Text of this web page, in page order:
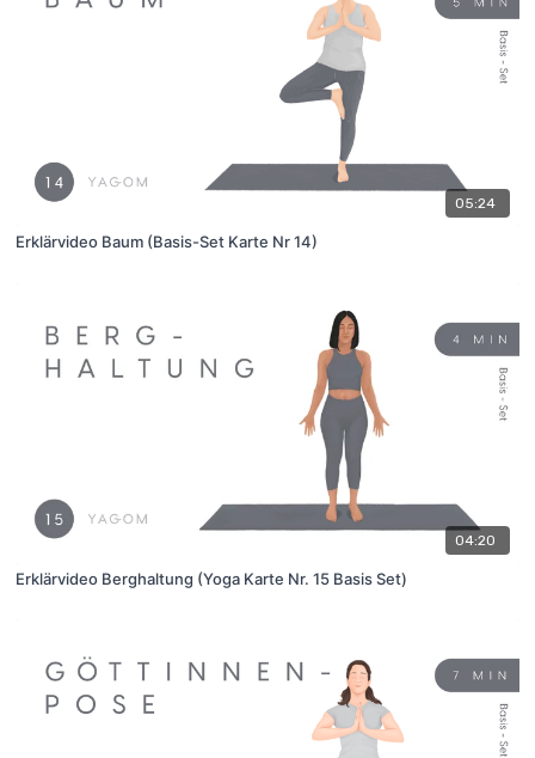
05:24
Erklärvideo Baum (Basis-Set Karte Nr 14)
04:20
Erklärvideo Berghaltung (Yoga Karte Nr. 15 Basis Set)